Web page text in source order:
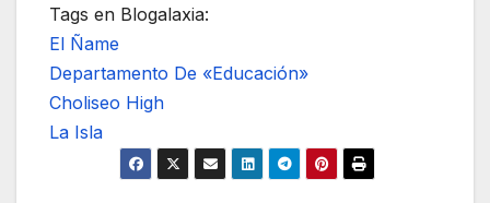
Tags en Blogalaxia:
El Ñame
Departamento De «Educación»
Choliseo High
La Isla